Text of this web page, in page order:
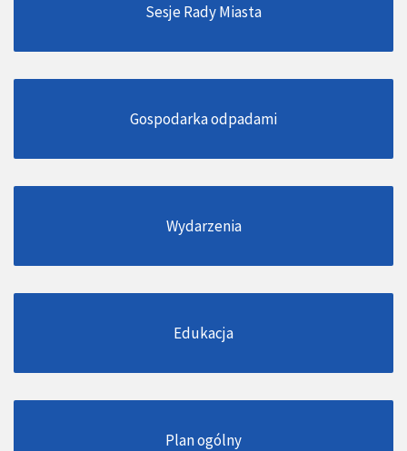
Sesje Rady Miasta
Gospodarka odpadami
Wydarzenia
Edukacja
Plan ogólny